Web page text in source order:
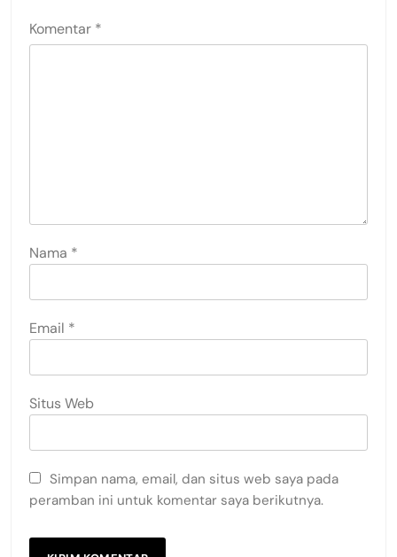
Komentar *
Nama *
Email *
Situs Web
Simpan nama, email, dan situs web saya pada
peramban ini untuk komentar saya berikutnya.